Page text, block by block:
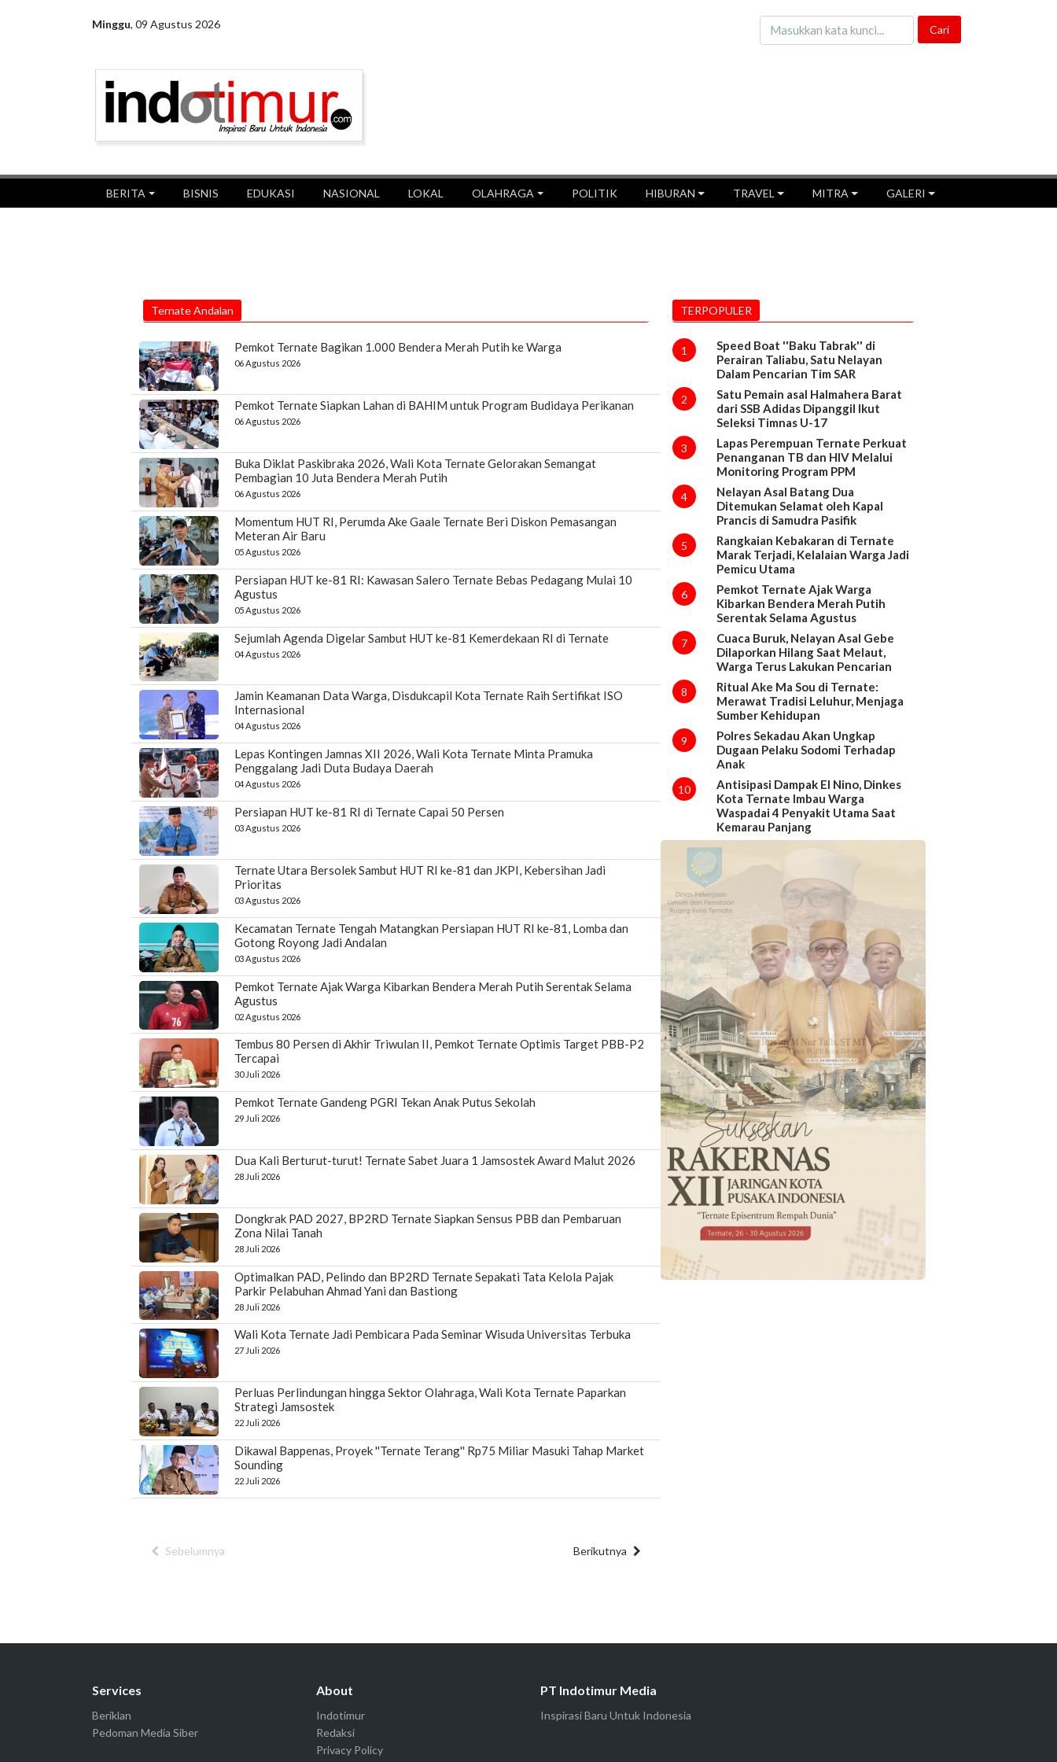
Minggu, 09 Agustus 2026
BERITA BISNIS EDUKASI NASIONAL LOKAL OLAHRAGA POLITIK HIBURAN TRAVEL MITRA GALERI
Ternate Andalan
Pemkot Ternate Bagikan 1.000 Bendera Merah Putih ke Warga
06 Agustus 2026
Pemkot Ternate Siapkan Lahan di BAHIM untuk Program Budidaya Perikanan
06 Agustus 2026
Buka Diklat Paskibraka 2026, Wali Kota Ternate Gelorakan Semangat
Pembagian 10 Juta Bendera Merah Putih
06 Agustus 2026
Momentum HUT RI, Perumda Ake Gaale Ternate Beri Diskon Pemasangan
Meteran Air Baru
05 Agustus 2026
Persiapan HUT ke-81 RI: Kawasan Salero Ternate Bebas Pedagang Mulai 10
Agustus
05 Agustus 2026
Sejumlah Agenda Digelar Sambut HUT ke-81 Kemerdekaan RI di Ternate
04 Agustus 2026
Jamin Keamanan Data Warga, Disdukcapil Kota Ternate Raih Sertifikat ISO
Internasional
04 Agustus 2026
Lepas Kontingen Jamnas XII 2026, Wali Kota Ternate Minta Pramuka
Penggalang Jadi Duta Budaya Daerah
04 Agustus 2026
Persiapan HUT ke-81 RI di Ternate Capai 50 Persen
03 Agustus 2026
Ternate Utara Bersolek Sambut HUT RI ke-81 dan JKPI, Kebersihan Jadi
Prioritas
03 Agustus 2026
Kecamatan Ternate Tengah Matangkan Persiapan HUT RI ke-81, Lomba dan
Gotong Royong Jadi Andalan
03 Agustus 2026
Pemkot Ternate Ajak Warga Kibarkan Bendera Merah Putih Serentak Selama
Agustus
02 Agustus 2026
Tembus 80 Persen di Akhir Triwulan II, Pemkot Ternate Optimis Target PBB-P2
Tercapai
30 Juli 2026
Pemkot Ternate Gandeng PGRI Tekan Anak Putus Sekolah
29 Juli 2026
Dua Kali Berturut-turut! Ternate Sabet Juara 1 Jamsostek Award Malut 2026
28 Juli 2026
Dongkrak PAD 2027, BP2RD Ternate Siapkan Sensus PBB dan Pembaruan
Zona Nilai Tanah
28 Juli 2026
Optimalkan PAD, Pelindo dan BP2RD Ternate Sepakati Tata Kelola Pajak
Parkir Pelabuhan Ahmad Yani dan Bastiong
28 Juli 2026
Wali Kota Ternate Jadi Pembicara Pada Seminar Wisuda Universitas Terbuka
27 Juli 2026
Perluas Perlindungan hingga Sektor Olahraga, Wali Kota Ternate Paparkan
Strategi Jamsostek
22 Juli 2026
Dikawal Bappenas, Proyek ''Ternate Terang'' Rp75 Miliar Masuki Tahap Market
Sounding
22 Juli 2026
Sebelumnya Berikutnya
TERPOPULER
1
Speed Boat ''Baku Tabrak'' di
Perairan Taliabu, Satu Nelayan
Dalam Pencarian Tim SAR
2
Satu Pemain asal Halmahera Barat
dari SSB Adidas Dipanggil Ikut
Seleksi Timnas U-17
3
Lapas Perempuan Ternate Perkuat
Penanganan TB dan HIV Melalui
Monitoring Program PPM
4
Nelayan Asal Batang Dua
Ditemukan Selamat oleh Kapal
Prancis di Samudra Pasifik
5
Rangkaian Kebakaran di Ternate
Marak Terjadi, Kelalaian Warga Jadi
Pemicu Utama
6
Pemkot Ternate Ajak Warga
Kibarkan Bendera Merah Putih
Serentak Selama Agustus
7
Cuaca Buruk, Nelayan Asal Gebe
Dilaporkan Hilang Saat Melaut,
Warga Terus Lakukan Pencarian
8
Ritual Ake Ma Sou di Ternate:
Merawat Tradisi Leluhur, Menjaga
Sumber Kehidupan
9
Polres Sekadau Akan Ungkap
Dugaan Pelaku Sodomi Terhadap
Anak
10
Antisipasi Dampak El Nino, Dinkes
Kota Ternate Imbau Warga
Waspadai 4 Penyakit Utama Saat
Kemarau Panjang
Services
Beriklan
Pedoman Media Siber
About
Indotimur
Redaksi
Privacy Policy
PT Indotimur Media
Inspirasi Baru Untuk Indonesia